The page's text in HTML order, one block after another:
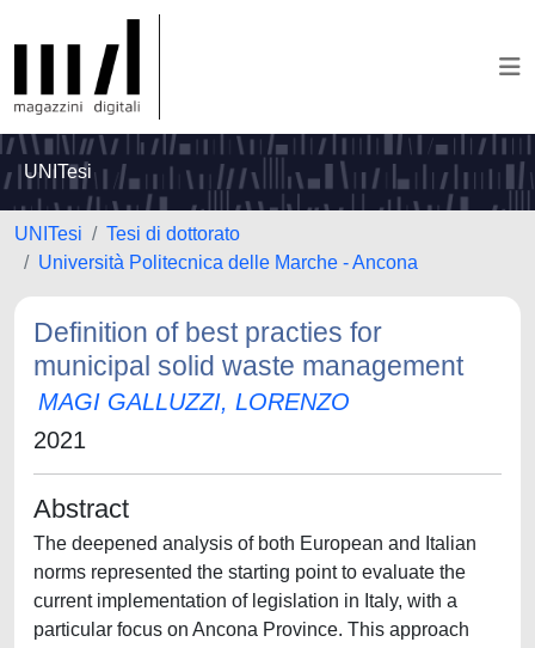
UNITesi
UNITesi
Tesi di dottorato
Università Politecnica delle Marche - Ancona
Definition of best practies for
municipal solid waste management
MAGI GALLUZZI, LORENZO
2021
Abstract
The deepened analysis of both European and Italian
norms represented the starting point to evaluate the
current implementation of legislation in Italy, with a
particular focus on Ancona Province. This approach